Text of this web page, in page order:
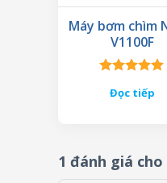
Máy bơm chìm
V1100F
hạng 5.00
Đọc tiếp
1 đánh giá cho